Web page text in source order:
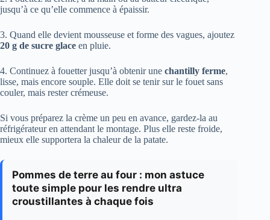
jusqu’à ce qu’elle commence à épaissir.
3. Quand elle devient mousseuse et forme des vagues, ajoutez
20 g de sucre glace en pluie.
4. Continuez à fouetter jusqu’à obtenir une chantilly ferme,
lisse, mais encore souple. Elle doit se tenir sur le fouet sans
couler, mais rester crémeuse.
Si vous préparez la crème un peu en avance, gardez-la au
réfrigérateur en attendant le montage. Plus elle reste froide,
mieux elle supportera la chaleur de la patate.
Pommes de terre au four : mon astuce
toute simple pour les rendre ultra
croustillantes à chaque fois